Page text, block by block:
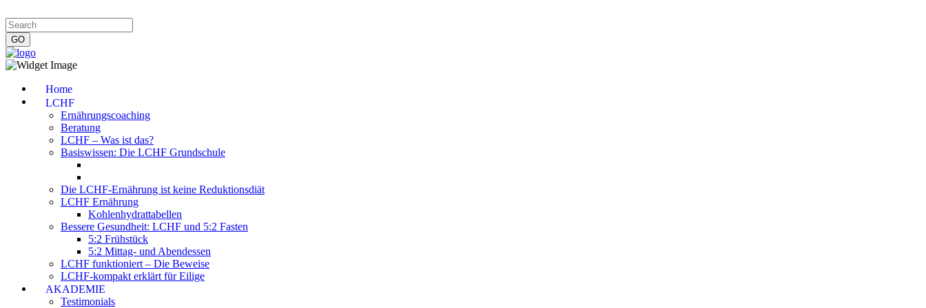
Home
LCHF
Ernährungscoaching
Beratung
LCHF – Was ist das?
Basiswissen: Die LCHF Grundschule
Die LCHF-Ernährung ist keine Reduktionsdiät
LCHF Ernährung
Kohlenhydrattabellen
Bessere Gesundheit: LCHF und 5:2 Fasten
5:2 Frühstück
5:2 Mittag- und Abendessen
LCHF funktioniert – Die Beweise
LCHF-kompakt erklärt für Eilige
AKADEMIE
Testimonials